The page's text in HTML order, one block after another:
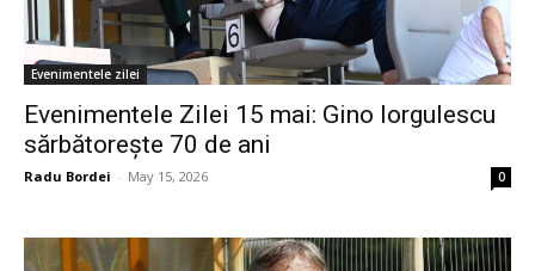
Evenimentele zilei
Evenimentele Zilei 15 mai: Gino Iorgulescu
sărbătorește 70 de ani
Radu Bordei - May 15, 2026 0